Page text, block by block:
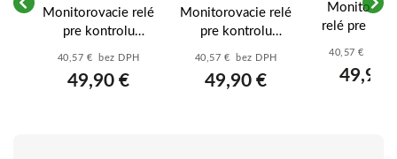
Monitorovacie relé
pre kontrolu
54N/3x400V/230V
40,57 € bez DPH
49,90 €
Monitorovacie relé
pre kontrolu
57N/3x400V/230V
40,57 € bez DPH
49,90 €
relé pre
V
40,57 € bez
49,90